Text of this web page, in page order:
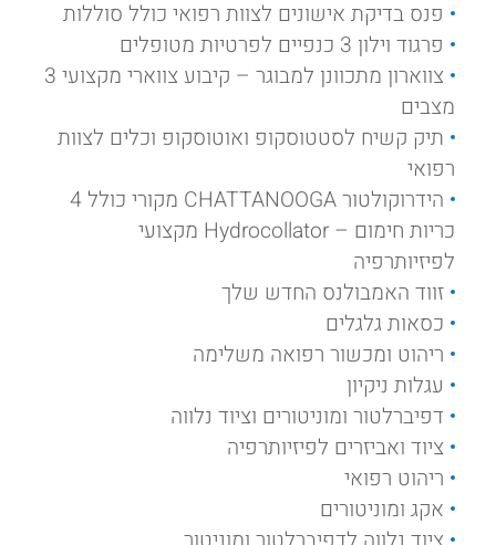
פנס בדיקת אישונים לצוות רפואי כולל סוללות
פרגוד וילון 3 כנפיים לפרטיות מטופלים
צווארון מתכוונן למבוגר – קיבוע צווארי מקצועי 3
מצבים
תיק קשיח לסטטוסקופ ואוטוסקופ וכלים לצוות
רפואי
הידרוקולטור CHATTANOOGA מקורי כולל 4
כריות חימום – Hydrocollator מקצועי
לפיזיותרפיה
זווד האמבולנס החדש שלך
כסאות גלגלים
ריהוט ומכשור רפואה משלימה
עגלות ניקיון
דפיברלטור ומוניטורים וציוד נלווה
ציוד ואביזרים לפיזיותרפיה
ריהוט רפואי
אקג ומוניטורים